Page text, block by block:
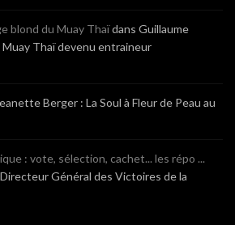
blond du Muay Thaïdans Guillaume
Muay Thaï devenu entraineur
Berger : La Soul à Fleur de Peau au
: vote, sélection, cachet... les répo ...
Général des Victoires de la